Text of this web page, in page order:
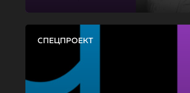
СПЕЦПРОЕКТ